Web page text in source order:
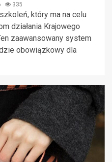
335
który ma na celu
działania Krajowego
zaawansowany system
obowiązkowy dla